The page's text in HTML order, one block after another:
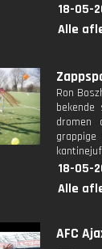
18-05-
Alle
Ron
dromen
18-05-
Alle
AFC